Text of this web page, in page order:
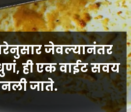
जेवल्यानंतर
ही एक वाईट सवय
जाते.